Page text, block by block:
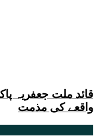
قائد ملت جعفریہ
واقعے کی مذمت